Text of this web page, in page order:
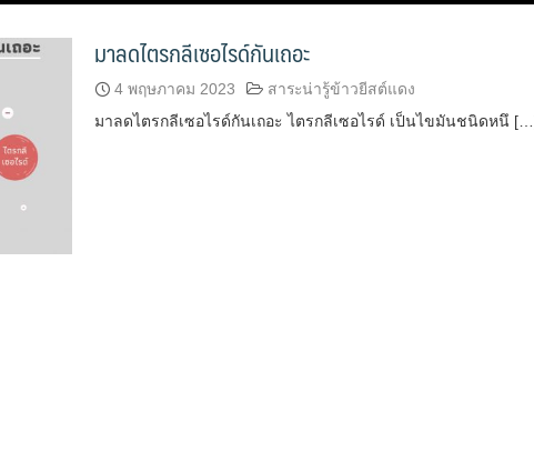
มาลดไตรกลีเซอไรด์กันเถอะ
4 พฤษภาคม 2023
สาระน่ารู้ข้าวยีสต์แดง
มาลดไตรกลีเซอไรด์กันเถอะ ไตรกลีเซอไรด์ เป็นไขมันชนิดหนึ